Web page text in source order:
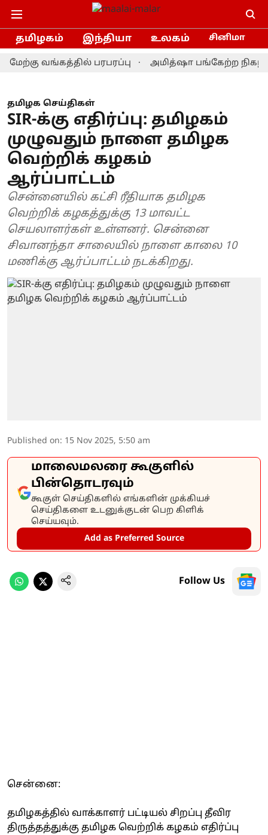
தமிழகம் இந்தியா உலகம் சினிமா
வங்கத்தில் பரபரப்பு அமித்ஷா பங்கேற்ற
தமிழக செய்திகள்
SIR-க்கு எதிர்ப்பு: தமிழகம்
முழுவதும் நாளை தமிழக
வெற்றிக் கழகம்
ஆர்ப்பாட்டம்
சென்னையில் கட்சி ரீதியாக தமிழக
வெற்றிக் கழகத்துக்கு 13 மாவட்ட
செயலாளர்கள் உள்ளனர். சென்னை
சிவானந்தா சாலையில் நாளை காலை 10
மணிக்கு ஆர்ப்பாட்டம் நடக்கிறது.
Published on: 15 Nov 2025, 5:50 am
மாலைமலரை கூகுளில்
பின்தொடரவும்
கூகுள் செய்திகளில் எங்களின் முக்கியச்
செய்திகளை உடனுக்குடன் பெற கிளிக்
செய்யவும்.
Add as Preferred Source
Follow Us
சென்னை:
தமிழகத்தில் வாக்காளர் பட்டியல் சிறப்பு தீவிர
திருத்தத்துக்கு தமிழக வெற்றிக் கழகம் எதிர்ப்பு